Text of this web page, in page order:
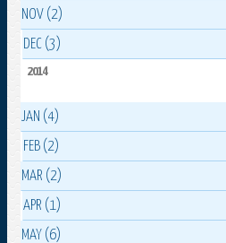
NOV (2)
DEC (3)
2014
JAN (4)
FEB (2)
MAR (2)
APR (1)
MAY (6)